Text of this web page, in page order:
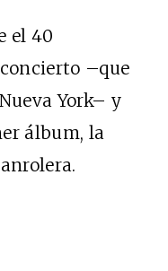
el 40
–que
York– y
álbum, la